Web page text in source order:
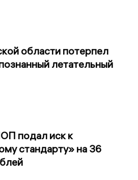
области потерпел
летательный
подал иск к
стандарту» на 36